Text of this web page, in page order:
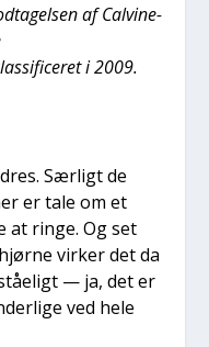
af Cal­vi­ne-
i 2009.
Sær­ligt de
er tale om et
at rin­ge. Og set
vir­ker det da
— ja, det er
ved hele